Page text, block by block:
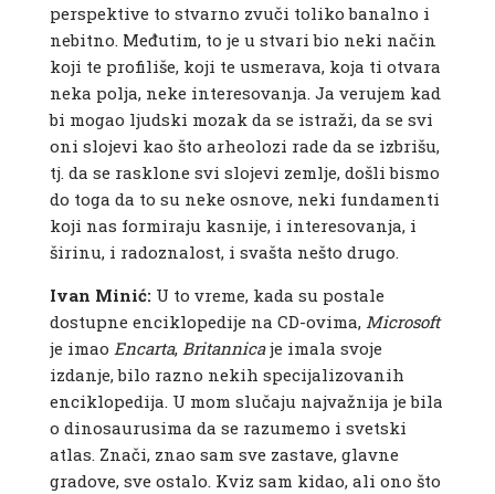
perspektive to stvarno zvuči toliko banalno i
nebitno. Međutim, to je u stvari bio neki način
koji te profiliše, koji te usmerava, koja ti otvara
neka polja, neke interesovanja. Ja verujem kad
bi mogao ljudski mozak da se istraži, da se svi
oni slojevi kao što arheolozi rade da se izbrišu,
tj. da se rasklone svi slojevi zemlje, došli bismo
do toga da to su neke osnove, neki fundamenti
koji nas formiraju kasnije, i interesovanja, i
širinu, i radoznalost, i svašta nešto drugo.
Ivan Minić:U to vreme, kada su postale
dostupne enciklopedije na CD-ovima, Microsoft
je imao Encarta, Britannicaje imala svoje
izdanje, bilo razno nekih specijalizovanih
enciklopedija. U mom slučaju najvažnija je bila
o dinosaurusima da se razumemo i svetski
atlas. Znači, znao sam sve zastave, glavne
gradove, sve ostalo. Kviz sam kidao, ali ono što